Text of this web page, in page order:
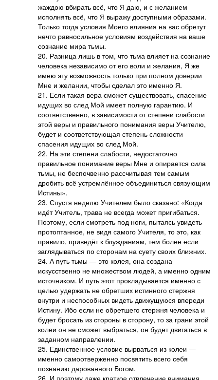
жаждою вбирать всё, что Я даю, и с желанием
исполнять всё, что Я выражу доступными образами.
Только тогда условия Моего влияния на вас обретут
нечто равносильное условиям воздействия на ваше
сознание мира тьмы.
20. Разница лишь в том, что тьма влияет на сознание
человека независимо от его воли и желания, Я же
имею эту возможность только при полном доверии
Мне и желании, чтобы сделал это именно Я.
21. Если такая вера сможет существовать, спасение
идущих во след Мой имеет полную гарантию. И
соответственно, в зависимости от степени слабости
этой веры и правильного понимания веры Учителю,
будет и соответствующая степень сложности
спасения идущих во след Мой.
22. На эти степени слабости, недостаточно
правильное понимание веры Мне и опирается сила
тьмы, не беспочвенно рассчитывая тем самым
дробить всё устремлённое объединиться связующим
Истины».
23. Спустя неделю Учителем было сказано: «Когда
идёт Учитель, трава не всегда может пригибаться.
Поэтому, если смотреть под ноги, пытаясь увидеть
протоптанное, не видя самого Учителя, то это, как
правило, приведёт к блужданиям, тем более если
заглядываться по сторонам на суету своих ближних.
24. А путь тьмы — это колея, она создана
искусственно не множеством людей, а именно одним
источником. И путь этот прокладывается именно с
целью удержать не обретших истинного стержня
внутри и неспособных видеть движущуюся впереди
Истину. Ибо если не обретшего стержня человека и
будет бросать из стороны в сторону, то за грани этой
колеи он не сможет выбраться, он будет двигаться в
заданном направлении.
25. Единственное условие вырваться из колеи —
именно самоотверженно посвятить всего себя
познанию дарованного Богом.